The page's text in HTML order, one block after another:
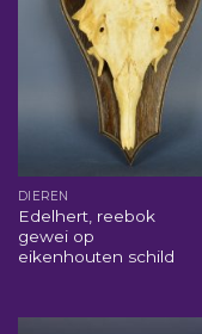
DIEREN
Edelhert, reebok
gewei op
eikenhouten schild